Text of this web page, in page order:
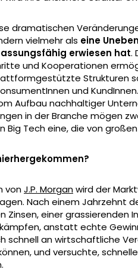
dramatischen
vielmehr als eine
erwiesen hat.
und Kooperationen
Strukturen
und
Aufbau nachhaltiger
in der Branche mögen
Big Tech eine, die von
vonJ.P. Morganwird der
Nach einem Jahrzehnt
Zinsen, einer grassierenden
anstatt echte
schnell an wirtschaftliche
und versuchte,